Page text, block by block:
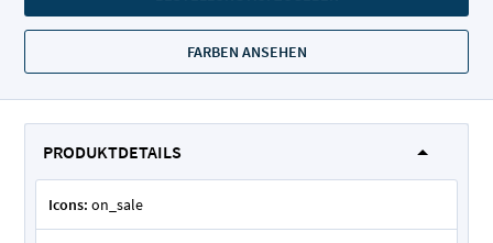
FARBEN ANSEHEN
PRODUKTDETAILS
Icons: on_sale